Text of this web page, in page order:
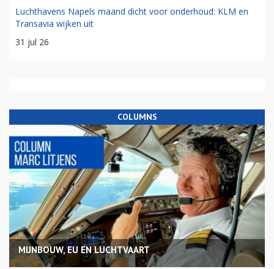
Luchthavens Napels maand dicht voor onderhoud: KLM en
Transavia wijken uit
31 jul 26
COLUMNS
MIJNBOUW, EU EN LUCHTVAART